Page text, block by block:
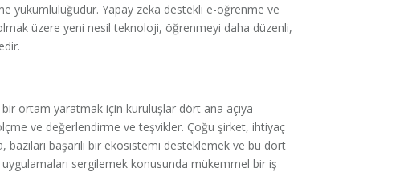
yükümlülüğüdür. Yapay zeka destekli e-öğrenme ve
üzere yeni nesil teknoloji, öğrenmeyi daha düzenli,
ortam yaratmak için kuruluşlar dört ana açıya
ve değerlendirme ve teşvikler. Çoğu şirket, ihtiyaç
bazıları başarılı bir ekosistemi desteklemek ve bu dört
sergilemek konusunda mükemmel bir iş